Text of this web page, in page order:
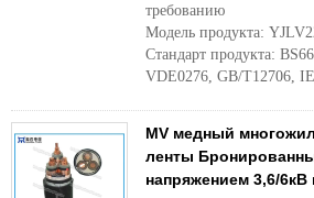
требованию
Модель продукта:
Стандарт продукта:
VDE0276, GB/T12706,
MV медный
ленты
напряжением 3,6/6кВ